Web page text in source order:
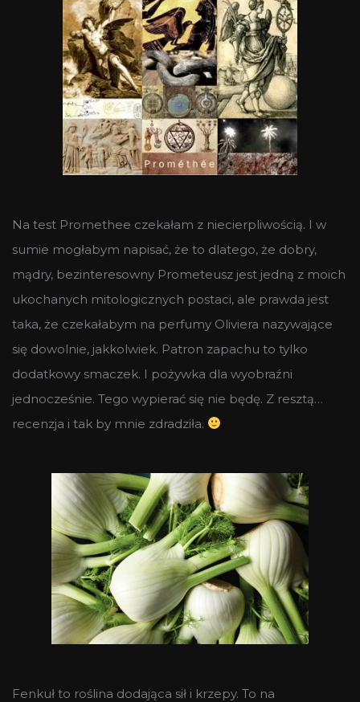
Na test Promethee czekałam z niecierpliwością. I w
sumie mogłabym napisać, że to dlatego, że dobry,
mądry, bezinteresowny Prometeusz jest jedną z moich
ukochanych mitologicznych postaci, ale prawda jest
taka, że czekałabym na perfumy Oliviera nazywające
się dowolnie, jakkolwiek. Patron zapachu to tylko
dodatkowy smaczek. I pożywka dla wyobraźni
jednocześnie. Tego wypierać się nie będę. Z resztą…
recenzja i tak by mnie zdradziła.
Fenkuł to roślina dodająca sił i krzepy. To na